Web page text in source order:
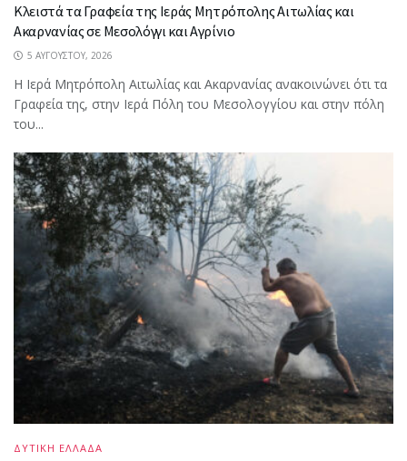
Κλειστά τα Γραφεία της Ιεράς Μητρόπολης Αιτωλίας και
Ακαρνανίας σε Μεσολόγγι και Αγρίνιο
5 ΑΥΓΟΎΣΤΟΥ, 2026
Η Ιερά Μητρόπολη Αιτωλίας και Ακαρνανίας ανακοινώνει ότι τα
Γραφεία της, στην Ιερά Πόλη του Μεσολογγίου και στην πόλη
του...
ΔΥΤΙΚΗ ΕΛΛΑΔΑ